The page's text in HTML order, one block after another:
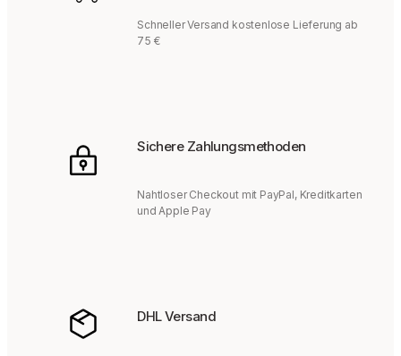
Schneller Versand kostenlose Lieferung ab
75 €
Sichere Zahlungsmethoden
Nahtloser Checkout mit PayPal, Kreditkarten
und Apple Pay
DHL Versand